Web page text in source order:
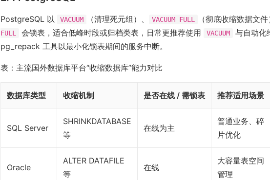
PostgreSQL 以 VACUUM （清理死元组）、 VACUUM FULL （彻底收缩数据文件
FULL
会锁表，适合低峰时段或归档类表，日常更推荐使用 VACUUM
与自动化
pg_repack 工具以最小化锁表期间的服务中断。
表：主流国外数据库平台“收缩数据库”能力对比
数据库类型 收缩机制 是否在线 / 需锁表 推荐适用场景
SQL Server
SHRINKDATABASE
等
在线为主
普通业务、碎
片优化
Oracle
ALTER DATAFILE
等
在线
大容量表空间
管理